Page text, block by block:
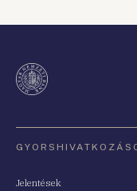
Jelentések